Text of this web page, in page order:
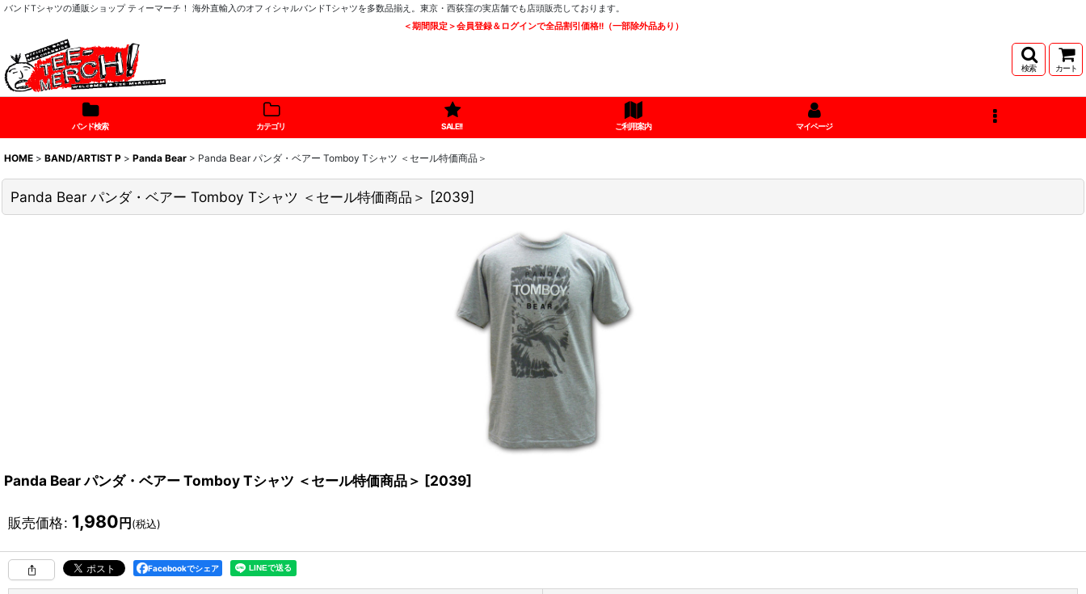
バンドTシャツの通販ショップ ティーマーチ！ 海外直輸入のオフィシャルバンドTシャツを多数品揃え。東京・西荻窪の実店舗でも店頭販売しております。
＜期間限定＞会員登録＆ログインで全品割引価格!!（一部除外品あり）
検索 カート
バンド検索 カテゴリ SALE!! ご利用案内 マイページ
HOME > BAND/ARTIST P > Panda Bear > Panda Bear パンダ・ベアー Tomboy Tシャツ ＜セール特価商品＞
Panda Bear パンダ・ベアー Tomboy Tシャツ ＜セール特価商品＞ [2039]
Panda Bear パンダ・ベアー Tomboy Tシャツ ＜セール特価商品＞ [2039]
販売価格: 1,980 円 (税込)
Facebookでシェア